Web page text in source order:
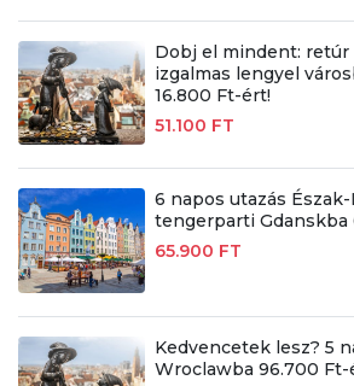
Dobj el mindent: retúr
izgalmas lengyel
16.800 Ft-ért!
51.100 FT
6 napos utazás
tengerparti Gdanskba
65.900 FT
Kedvencetek lesz? 5
Wroclawba 96.700